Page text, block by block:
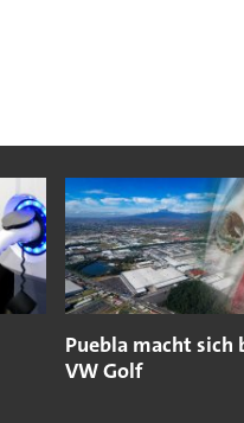
Puebla macht sich
VW Golf